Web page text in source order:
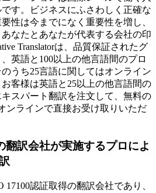
す。ビジネスにふさわしく正確な
性は今までになく重要性を増し、
なたとあなたが代表する会社の印
Translatorは、品質保証されたグ
英語と100以上の他言語間のプロ
うち25言語に関してはオンライン
客様は英語と25以上の他言語間の
スパート翻訳を注文して、無料の
ンラインで直接お受け取りいただ
翻訳会社が実施するプロによ
17100認証取得の翻訳会社であり、